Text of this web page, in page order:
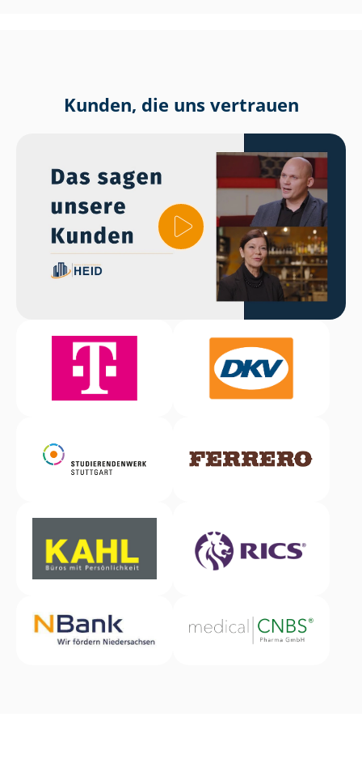
Kunden, die uns vertrauen